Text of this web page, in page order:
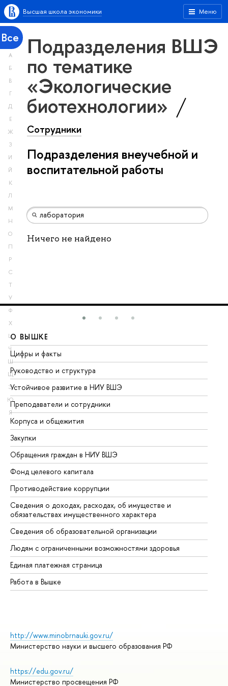
Меню
Высшая школа экономики
Все
А
Б
В
Г
Д
Е
Ж
З
И
Й
К
Л
М
Н
О
П
Р
С
Т
У
Ф
Х
Ц
Ч
Ш
Щ
Э
Ю
Я
Подразделения ВШЭ
по тематике
«Экологические
биотехнологии»
Сотрудники
Подразделения внеучебной и
воспитательной работы
Ничего не найдено
О ВЫШКЕ
Цифры и факты
Руководство и структура
Устойчивое развитие в НИУ ВШЭ
Преподаватели и сотрудники
Корпуса и общежития
Закупки
Обращения граждан в НИУ ВШЭ
Фонд целевого капитала
Противодействие коррупции
Сведения о доходах, расходах, об имуществе и
обязательствах имущественного характера
Сведения об образовательной организации
Людям с ограниченными возможностями здоровья
Единая платежная страница
Работа в Вышке
http://www.minobrnauki.gov.ru/
Министерство науки и высшего образования РФ
https://edu.gov.ru/
Министерство просвещения РФ